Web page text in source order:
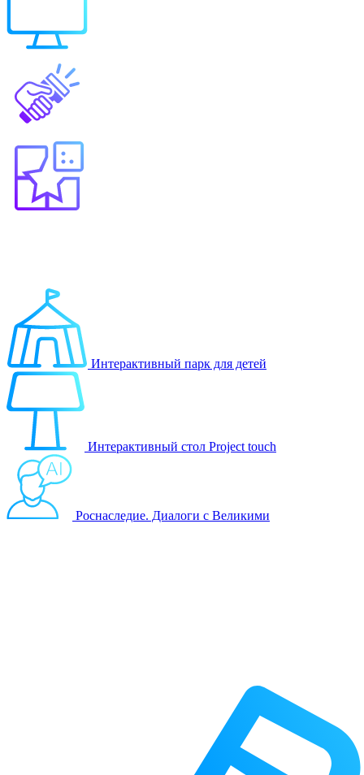
Интерактивный парк для детей
Интерактивный стол Project touch
Роснаследие. Диалоги с Великими